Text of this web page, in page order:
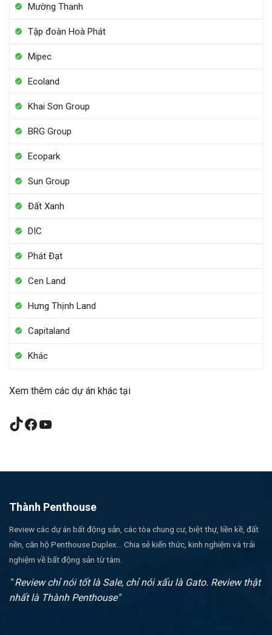
Mường Thanh
Tập đoàn Hoà Phát
Mipec
Ecoland
Khai Sơn Group
BRG Group
Ecopark
Sun Group
Đất Xanh
DIC
Phát Đạt
Cen Land
Hưng Thịnh Land
Capitaland
Khác
Xem thêm các dự án khác tại
TikTok
Facebook
Thành Penthouse
Review các dự án bất động sản, các tòa chung cư, biệt thự, liền kề, đất
nền, căn hộ Penthouse Duplex... Chia sẻ kiến thức, kinh nghiệm và trải
nghiệm về bất động sản từ tâm.
" Review chỉ nói tốt là Sale, chỉ nói xấu là Gato. Review thật
nhất là Thành Penthouse"